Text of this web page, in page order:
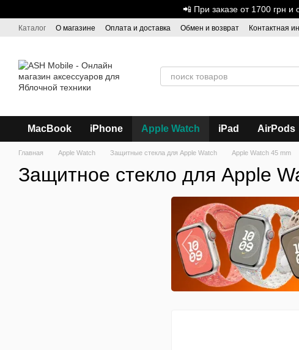
📲 При заказе от 1700
Каталог О магазине Оплата и доставка Обмен и возврат Контактная
MacBook iPhone Apple Watch iPad AirPods
Главная Apple Watch Защитные стекла для Apple Watch Apple Watch 45 mm
Защитное стекло для Apple